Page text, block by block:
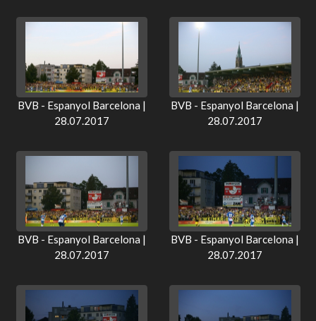
BVB - Espanyol Barcelona |
28.07.2017
BVB - Espanyol Barcelona |
28.07.2017
BVB - Espanyol Barcelona |
28.07.2017
BVB - Espanyol Barcelona |
28.07.2017